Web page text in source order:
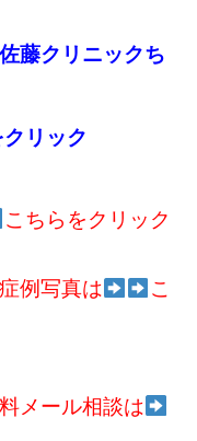
藤クリニックち
クリック
こちらをクリック
例写真は こ
メール相談は